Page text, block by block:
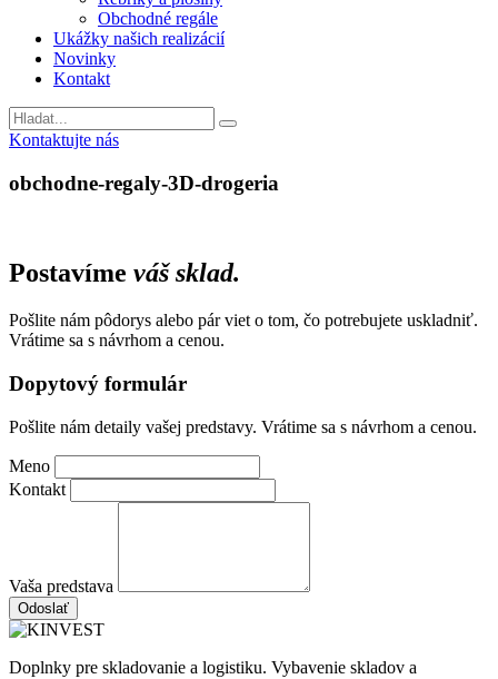
Obchodné regále
Ukážky našich realizácií
Novinky
Kontakt
Vyhladavanie
Kontaktujte nás
obchodne-regaly-3D-drogeria
Postavíme váš sklad.
Pošlite nám pôdorys alebo pár viet o tom, čo potrebujete uskladniť.
Vrátime sa s návrhom a cenou.
Dopytový formulár
Pošlite nám detaily vašej predstavy. Vrátime sa s návrhom a cenou.
Meno
Kontakt
Vaša predstava
Odoslať
Doplnky pre skladovanie a logistiku. Vybavenie skladov a